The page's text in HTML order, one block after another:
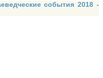
события 2018 -